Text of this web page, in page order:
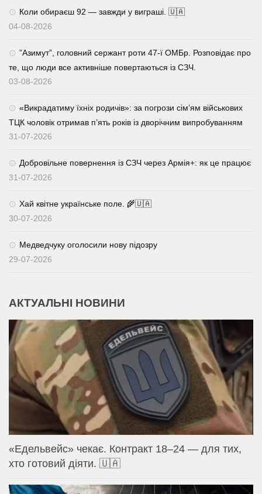
Коли обираєш 92 — завжди у виграші. 🇺🇦
04-08-2026
⁨”Азимут”, головний сержант роти 47-ї ОМБр. Розповідає про
те, що люди все активніше повертаються із СЗЧ.
03-08-2026
«Викрадатиму їхніх родичів»: за погрози сім’ям військових
ТЦК чоловік отримав п’ять років із дворічним випробуванням
31-07-2026
Добровільне повернення із СЗЧ через Армія+: як це працює
31-07-2026
Хай квітне українське поле. 🌾🇺🇦
30-07-2026
Медведчуку оголосили нову підозру
29-07-2026
АКТУАЛЬНІ НОВИНИ
«Едельвейс» чекає. Контракт 18–24 — для тих,
хто готовий діяти. 🇺🇦